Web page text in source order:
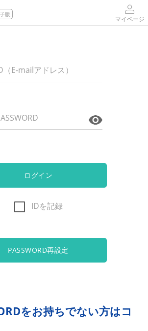
版
マイページ
（E-mailアドレス）
ログイン
IDを記録
PASSWORD再設定
をお持ちでない方はコ